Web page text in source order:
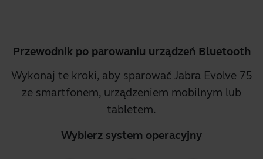
Przewodnik po parowaniu urządzeń Bluetooth
Wykonaj te kroki, aby sparować Jabra Evolve 75
ze smartfonem, urządzeniem mobilnym lub
tabletem.
Wybierz system operacyjny